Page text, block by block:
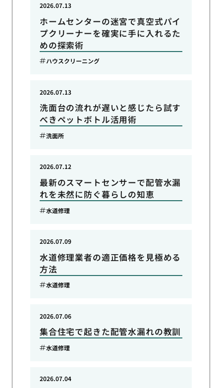
ホームセンターの迷宮で真空式パイ
プクリーナーを確実に手に入れるた
めの探索術
2026.07.13
ハウスクリーニング
洗面台の流れが遅いと感じたら試す
べきペットボトル活用術
2026.07.13
洗面所
最新のスマートセンサーで配管水漏
れを未然に防ぐ暮らしの知恵
2026.07.12
水道修理
水道修理業者の適正価格を見極める
方法
2026.07.09
水道修理
集合住宅で起きた配管水漏れの教訓
2026.07.06
水道修理
2026.07.04